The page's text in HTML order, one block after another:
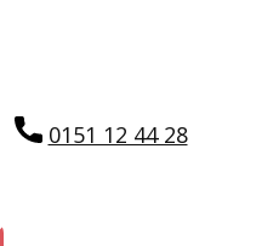
0151 12 44 28